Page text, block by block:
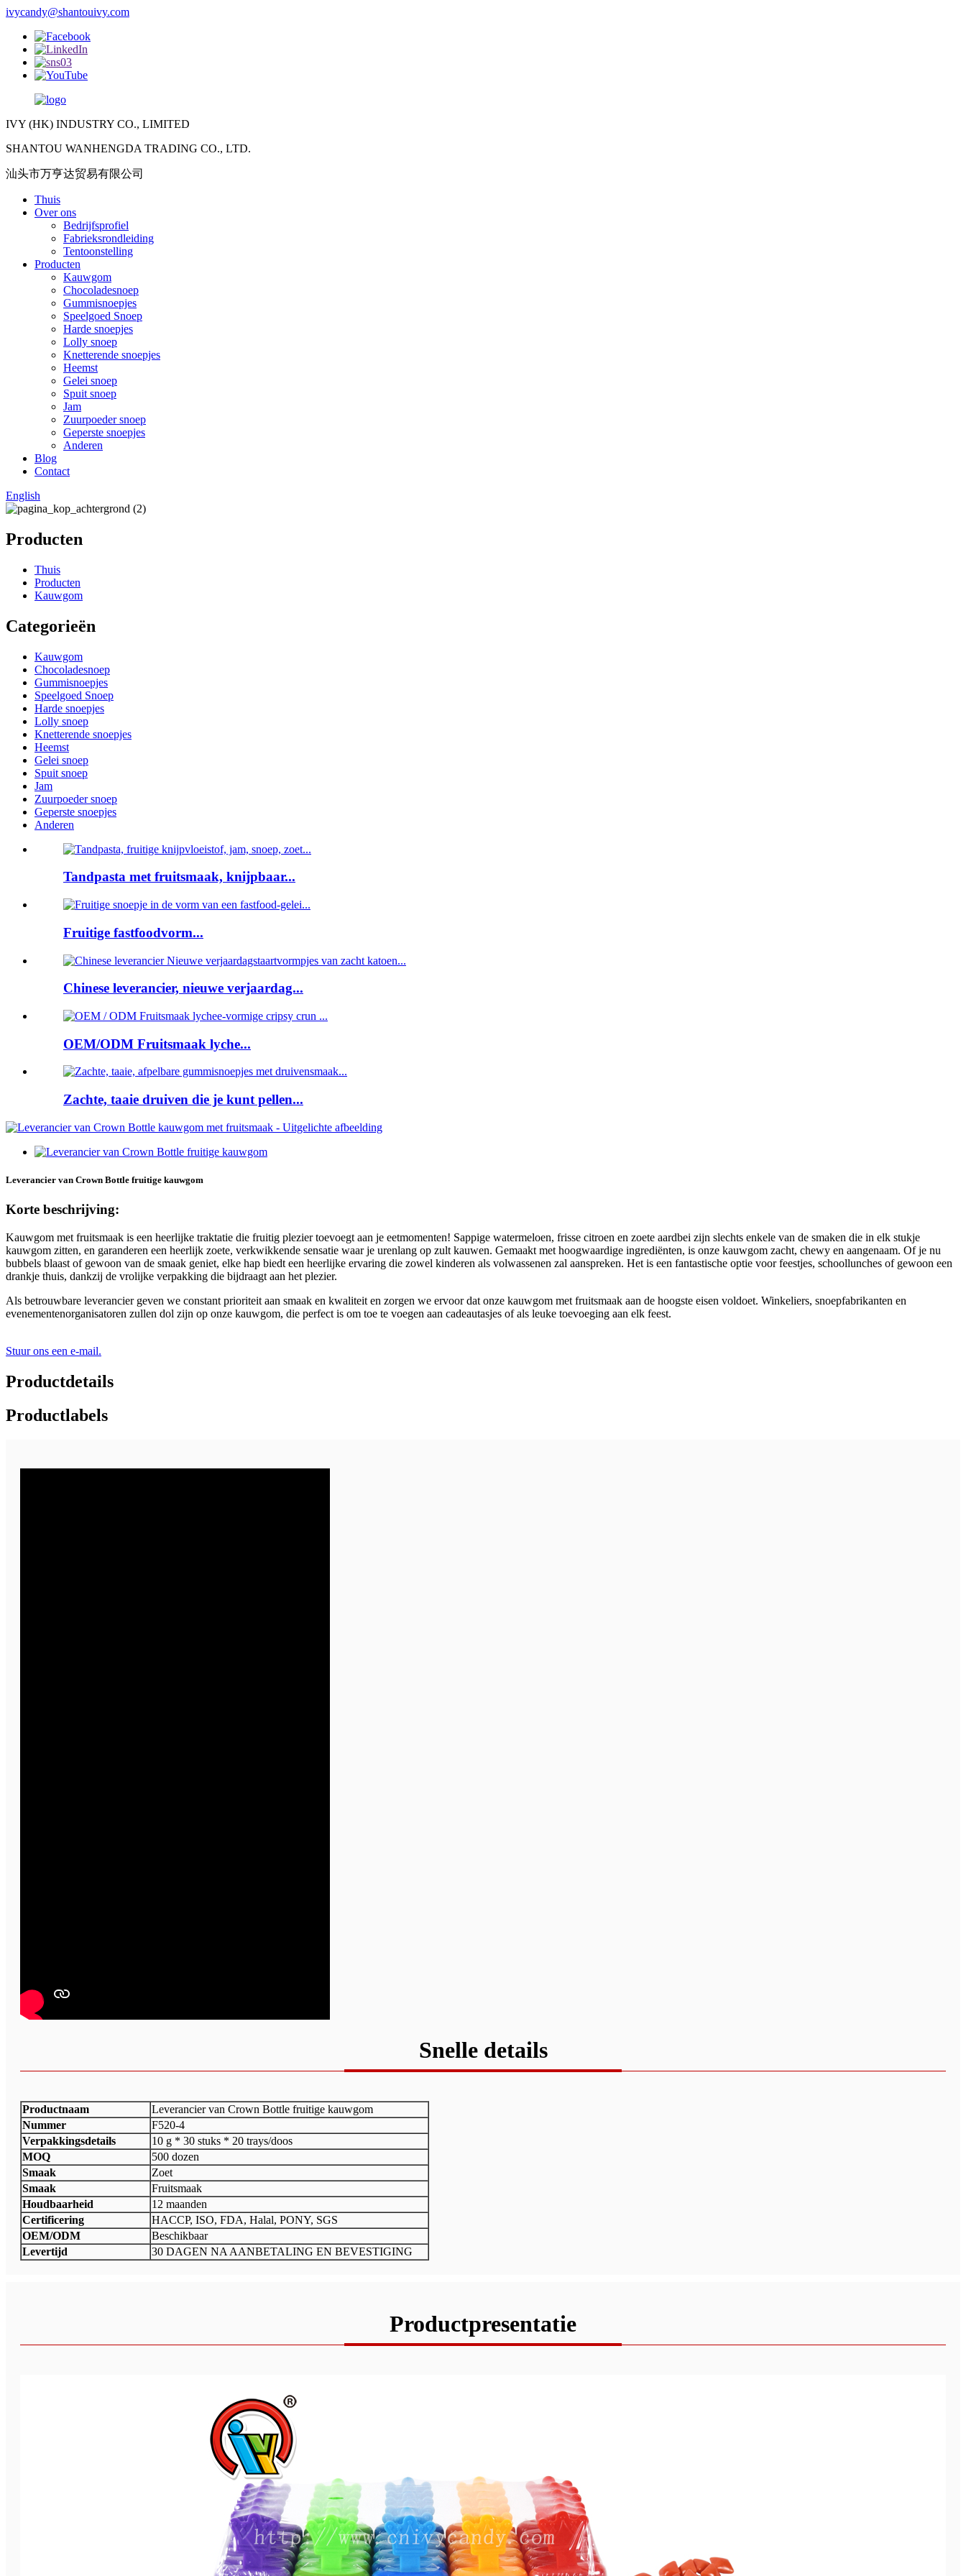
ivycandy@shantouivy.com
IVY (HK) INDUSTRY CO., LIMITED
SHANTOU WANHENGDA TRADING CO., LTD.
汕头市万亨达贸易有限公司
Thuis
Over ons
Bedrijfsprofiel
Fabrieksrondleiding
Tentoonstelling
Producten
Kauwgom
Chocoladesnoep
Gummisnoepjes
Speelgoed Snoep
Harde snoepjes
Lolly snoep
Knetterende snoepjes
Heemst
Gelei snoep
Spuit snoep
Jam
Zuurpoeder snoep
Geperste snoepjes
Anderen
Blog
Contact
English
Producten
Thuis
Producten
Kauwgom
Categorieën
Kauwgom
Chocoladesnoep
Gummisnoepjes
Speelgoed Snoep
Harde snoepjes
Lolly snoep
Knetterende snoepjes
Heemst
Gelei snoep
Spuit snoep
Jam
Zuurpoeder snoep
Geperste snoepjes
Anderen
Tandpasta met fruitsmaak, knijpbaar...
Fruitige fastfoodvorm...
Chinese leverancier, nieuwe verjaardag...
OEM/ODM Fruitsmaak lyche...
Zachte, taaie druiven die je kunt pellen...
Leverancier van Crown Bottle fruitige kauwgom
Korte beschrijving:
Kauwgom met fruitsmaak is een heerlijke traktatie die fruitig plezier toevoegt aan je eetmomenten! Sappige watermeloen, frisse citroen en zoete aardbei zijn slechts enkele van de smaken die in elk stukje
kauwgom zitten, en garanderen een heerlijk zoete, verkwikkende sensatie waar je urenlang op zult kauwen. Gemaakt met hoogwaardige ingrediënten, is onze kauwgom zacht, chewy en aangenaam. Of je nu
bubbels blaast of gewoon van de smaak geniet, elke hap biedt een heerlijke ervaring die zowel kinderen als volwassenen zal aanspreken. Het is een fantastische optie voor feestjes, schoollunches of gewoon een
drankje thuis, dankzij de vrolijke verpakking die bijdraagt ​​aan het plezier.
Als betrouwbare leverancier geven we constant prioriteit aan smaak en kwaliteit en zorgen we ervoor dat onze kauwgom met fruitsmaak aan de hoogste eisen voldoet. Winkeliers, snoepfabrikanten en
evenementenorganisatoren zullen dol zijn op onze kauwgom, die perfect is om toe te voegen aan cadeautasjes of als leuke toevoeging aan elk feest.
Stuur ons een e-mail.
Productdetails
Productlabels
Snelle details
Productnaam
Leverancier van Crown Bottle fruitige kauwgom
Nummer
F520-4
Verpakkingsdetails
10 g * 30 stuks * 20 trays/doos
MOQ
500 dozen
Smaak
Zoet
Smaak
Fruitsmaak
Houdbaarheid
12 maanden
Certificering
HACCP, ISO, FDA, Halal, PONY, SGS
OEM/ODM
Beschikbaar
Levertijd
30 DAGEN NA AANBETALING EN BEVESTIGING
Productpresentatie